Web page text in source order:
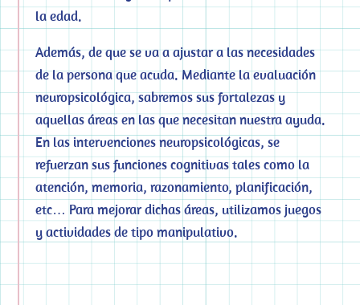
la edad.
Además, de que se va a ajustar a las necesidades
de la persona que acuda. Mediante la evaluación
neuropsicológica, sabremos sus fortalezas y
aquellas áreas en las que necesitan nuestra ayuda.
En las intervenciones neuropsicológicas, se
refuerzan sus funciones cognitivas tales como la
atención, memoria, razonamiento, planificación,
etc… Para mejorar dichas áreas, utilizamos juegos
y actividades de tipo manipulativo.